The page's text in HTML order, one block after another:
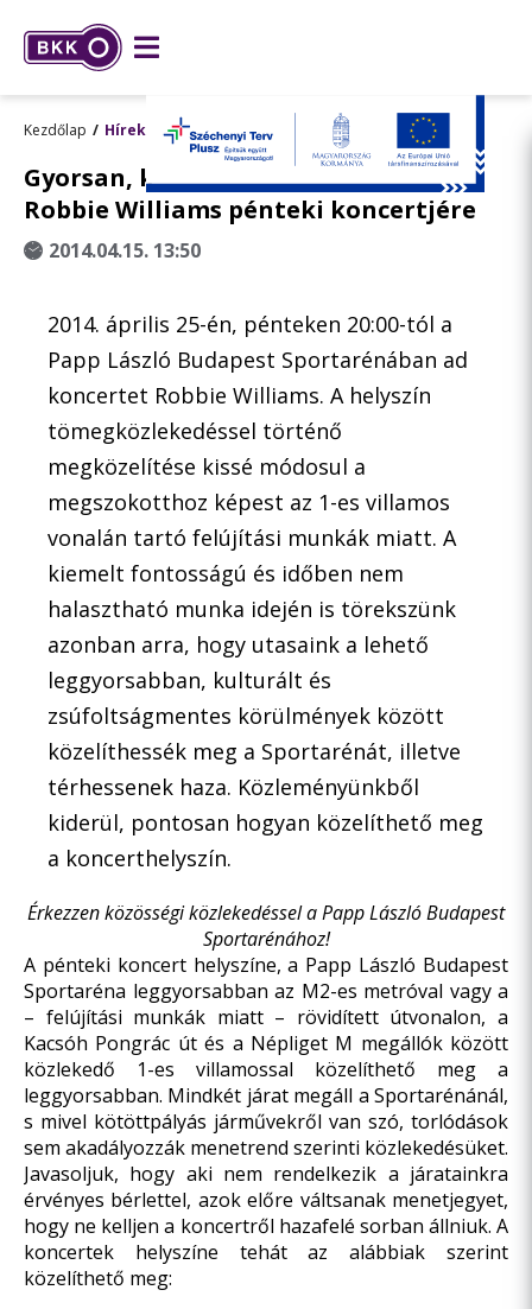
Kezdőlap Hírek
Gyorsan, közösségi közlekedéssel
Robbie Williams pénteki koncertjére
2014.04.15. 13:50
2014. április 25-én, pénteken 20:00-tól a
Papp László Budapest Sportarénában ad
koncertet Robbie Williams. A helyszín
tömegközlekedéssel történő
megközelítése kissé módosul a
megszokotthoz képest az 1-es villamos
vonalán tartó felújítási munkák miatt. A
kiemelt fontosságú és időben nem
halasztható munka idején is törekszünk
azonban arra, hogy utasaink a lehető
leggyorsabban, kulturált és
zsúfoltságmentes körülmények között
közelíthessék meg a Sportarénát, illetve
térhessenek haza. Közleményünkből
kiderül, pontosan hogyan közelíthető meg
a koncerthelyszín.
Érkezzen közösségi közlekedéssel a Papp László Budapest
Sportarénához!
A pénteki koncert helyszíne, a Papp László Budapest
Sportaréna leggyorsabban az M2-es metróval vagy a
– felújítási munkák miatt– rövidített útvonalon, a
Kacsóh Pongrác út és a Népliget M megállók között
közlekedő 1-es villamossal közelíthető meg a
leggyorsabban. Mindkét járat megáll a Sportarénánál,
s mivel kötöttpályás járművekről van szó, torlódások
sem akadályozzák menetrend szerinti közlekedésüket.
Javasoljuk, hogy aki nem rendelkezik a járatainkra
érvényes bérlettel, azok előre váltsanak menetjegyet,
hogy ne kelljen a koncertről hazafelé sorban állniuk. A
koncertek helyszíne tehát az alábbiak szerint
közelíthető meg: